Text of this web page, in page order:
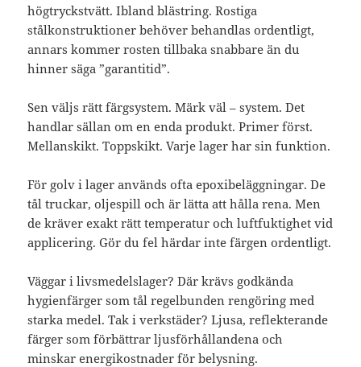
högtryckstvätt. Ibland blästring. Rostiga
stålkonstruktioner behöver behandlas ordentligt,
annars kommer rosten tillbaka snabbare än du
hinner säga ”garantitid”.
Sen väljs rätt färgsystem. Märk väl – system. Det
handlar sällan om en enda produkt. Primer först.
Mellanskikt. Toppskikt. Varje lager har sin funktion.
För golv i lager används ofta epoxibeläggningar. De
tål truckar, oljespill och är lätta att hålla rena. Men
de kräver exakt rätt temperatur och luftfuktighet vid
applicering. Gör du fel härdar inte färgen ordentligt.
Väggar i livsmedelslager? Där krävs godkända
hygienfärger som tål regelbunden rengöring med
starka medel. Tak i verkstäder? Ljusa, reflekterande
färger som förbättrar ljusförhållandena och
minskar energikostnader för belysning.